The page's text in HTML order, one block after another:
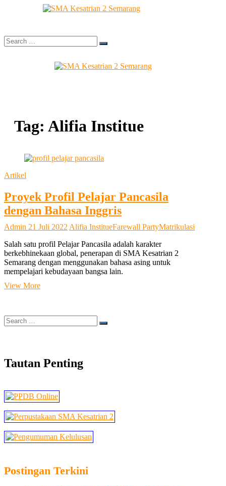
Search
…
Tag: Alifia Institue
Artikel
Proyek Profil Pelajar Pancasila
dengan Bahasa Inggris
Admin 21 Juli 2022 Alifia InstitueFarewall PartyMatrikulasi
Salah satu profil Pelajar Pancasila adalah karakter
berkebhinekaan global, penerapan di SMA Kesatrian 2
Semarang dengan menggunakan bahasa asing untuk
mempelajari kebudayaan bangsa lain.
View MoreProyek
Search
…
Tautan Penting
Postingan Terkini